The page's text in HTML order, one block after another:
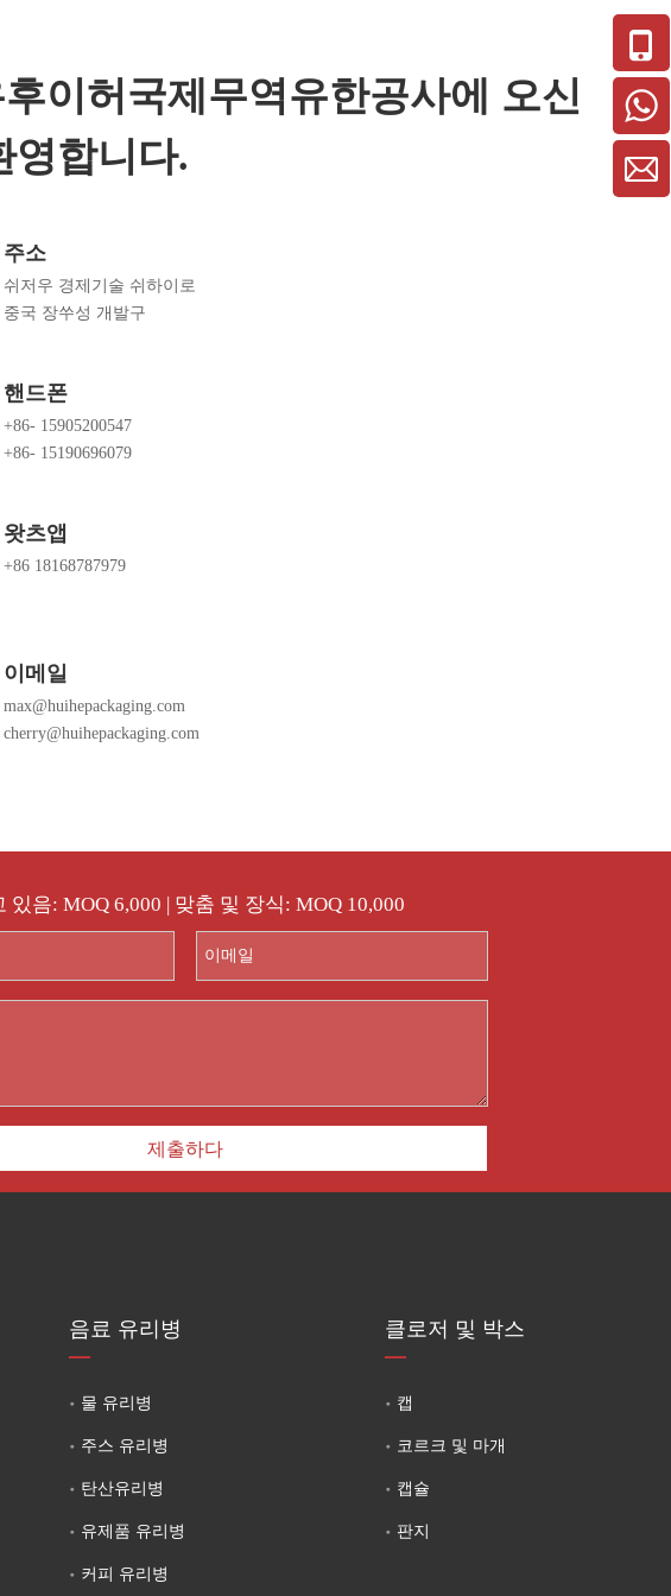
이허국제무역유한공사에 오신
영합니다.
주소
쉬저우 경제기술 쉬하이로
중국 장쑤성 개발구
핸드폰
+86- 15905200547
+86- 15190696079
왓츠앱
+86 18168787979
이메일
max@huihepackaging.com
cherry@huihepackaging.com
있음: MOQ 6,000 | 맞춤 및 장식: MOQ 10,000
제출하다
음료 유리병
물 유리병
주스 유리병
탄산유리병
유제품 유리병
커피 유리병
클로저 및 박스
캡
코르크 및 마개
캡슐
판지